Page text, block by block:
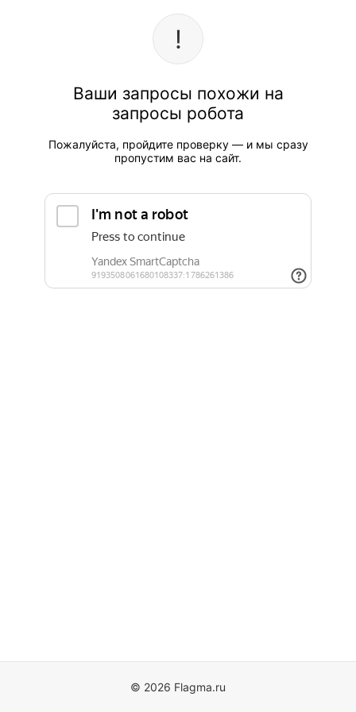
Ваши запросы похожи на
запросы робота
Пожалуйста, пройдите проверку — и мы сразу
пропустим вас на сайт.
© 2026 Flagma.ru